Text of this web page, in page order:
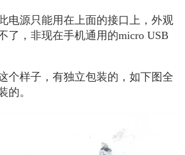
电源只能用在上面的接口上，外观
了，非现在手机通用的micro USB
个样子，有独立包装的，如下图全
的。